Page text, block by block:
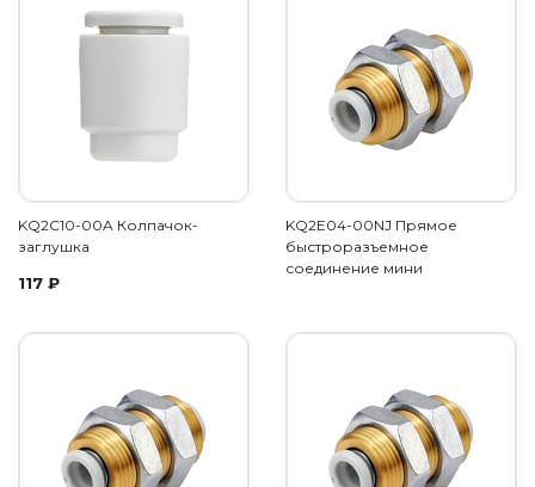
KQ2C10-00A Колпачок-
заглушка
117 ₽
KQ2E04-00NJ Прямое
быстроразъемное
соединение мини